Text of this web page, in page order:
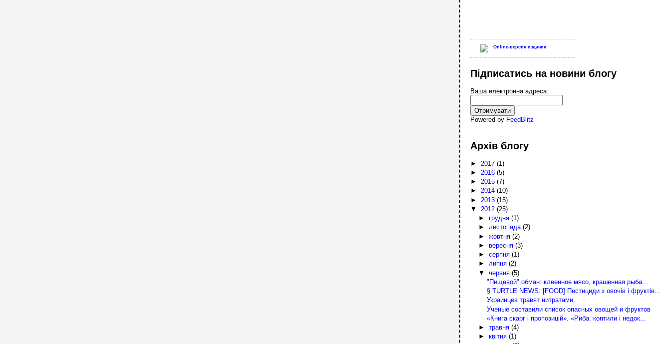
Online-версия издания
Підписатись на новини блогу
Ваша електронна адреса:
Powered by FeedBlitz
Архів блогу
► 2017(1)
► 2016(5)
►2015(7)
►2014(10)
► 2013(15)
▼ 2012(25)
► грудня (1)
► листопада (2)
► жовтня (2)
► вересня (3)
► серпня (1)
► липня (2)
▼ червня (5)
"Пищевой" обман: клеенное мясо, крашенная рыба...
§ TURTLE NEWS: [FOOD] Пестициди з овочів і фруктів...
Украинцев травят нитратами
Ученые составили список опасных овощей и фруктов
«Книга скарг і пропозицій». «Риба: коптили і недок...
► травня (4)
► квітня (1)